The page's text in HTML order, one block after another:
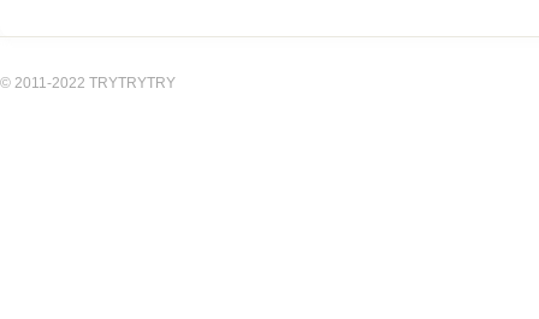
© 2011-2022 TRYTRYTRY